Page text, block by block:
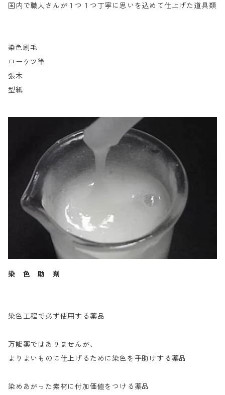
国内で職人さんが１つ１つ丁寧に思いを込めて仕上げた道具類
染色刷毛
ローケツ筆
張木
型紙
染 色 助 剤
染色工程で必ず使用する薬品
万能薬ではありませんが、
よりよいものに仕上げるために染色を手助けする薬品
染めあがった素材に付加価値をつける薬品